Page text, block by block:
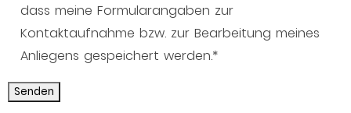
dass meine Formularangaben zur
Kontaktaufnahme bzw. zur Bearbeitung meines
Anliegens gespeichert werden.*